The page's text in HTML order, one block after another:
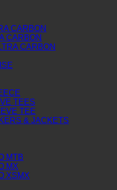
CARBON
CARBON
CARBON
TEES
TEE
& JACKETS
MTB
MX
XSMX